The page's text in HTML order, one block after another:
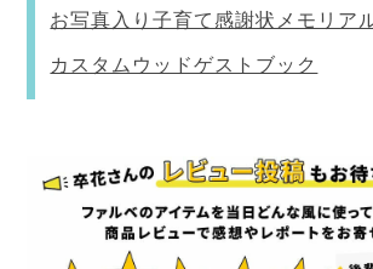
お写真入り子育て感謝状メモリア
カスタムウッドゲストブック